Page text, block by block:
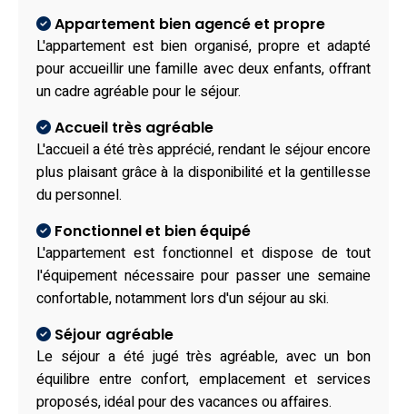
Appartement bien agencé et propre
L'appartement est bien organisé, propre et adapté
pour accueillir une famille avec deux enfants, offrant
un cadre agréable pour le séjour.
Accueil très agréable
L'accueil a été très apprécié, rendant le séjour encore
plus plaisant grâce à la disponibilité et la gentillesse
du personnel.
Fonctionnel et bien équipé
L'appartement est fonctionnel et dispose de tout
l'équipement nécessaire pour passer une semaine
confortable, notamment lors d'un séjour au ski.
Séjour agréable
Le séjour a été jugé très agréable, avec un bon
équilibre entre confort, emplacement et services
proposés, idéal pour des vacances ou affaires.